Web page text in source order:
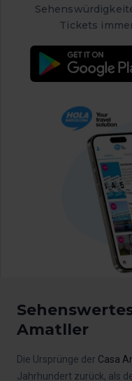
Tickets
Amatller
Die Ursprünge der Casa
Jahrhundert zurück, als